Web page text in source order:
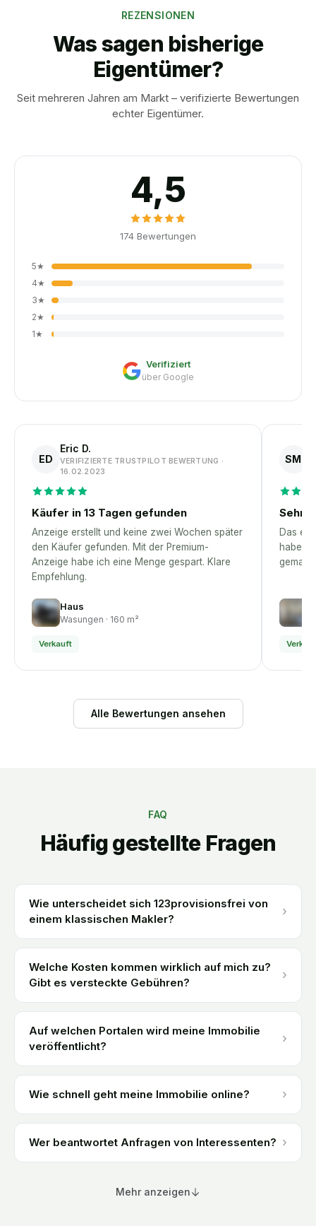
REZENSIONEN
Was sagen bisherige
Eigentümer?
Seit mehreren Jahren am Markt – verifizierte Bewertungen
echter Eigentümer.
4,5
174 Bewertungen
5★
4★
3★
2★
1★
Verifiziert
über Google
ED
Eric D.
VERIFIZIERTE TRUSTPILOT BEWERTUNG ·
16.02.2023
Käufer in 13 Tagen gefunden
Anzeige erstellt und keine zwei Wochen später
den Käufer gefunden. Mit der Premium-
Anzeige habe ich eine Menge gespart. Klare
Empfehlung.
Haus
Wasungen · 160 m²
Verkauft
SM
Sehr
Das
habe –
Alle Bewertungen ansehen
FAQ
Häufig gestellte Fragen
Wie unterscheidet sich 123provisionsfrei von
einem klassischen Makler?
›
Welche Kosten kommen wirklich auf mich zu?
Gibt es versteckte Gebühren?
›
Auf welchen Portalen wird meine Immobilie
veröffentlicht?
›
Wie schnell geht meine Immobilie online? ›
Wer beantwortet Anfragen von Interessenten? ›
Mehr anzeigen